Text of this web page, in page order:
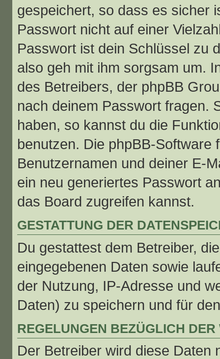
gespeichert, so dass es sicher
Passwort nicht auf einer
Passwort ist dein Schlüssel zu
also geh mit ihm sorgsam um.
des Betreibers, der phpBB
nach deinem Passwort fragen.
haben, so kannst du die
benutzen. Die phpBB-Software
Benutzernamen und deiner E-
ein neu generiertes Passwort
das Board zugreifen kannst.
GESTATTUNG DER
Du gestattest dem Betreiber,
eingegebenen Daten sowie
der Nutzung, IP-Adresse und
Daten) zu speichern und für
REGELUNGEN BEZÜGLICH
Der Betreiber wird diese Daten